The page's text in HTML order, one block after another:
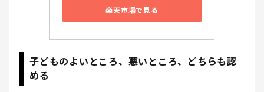
楽天市場で見る
子どものよいところ、悪いところ、どちらも認
める